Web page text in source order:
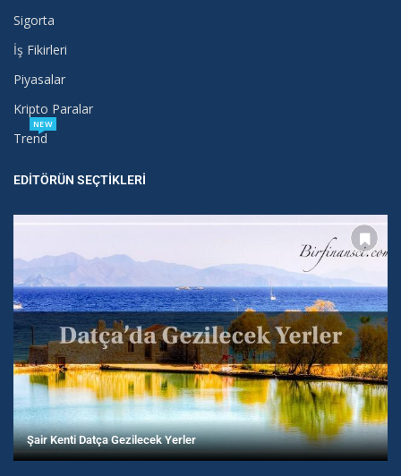
Sigorta
İş Fikirleri
Piyasalar
Kripto Paralar
Trend
NEW
EDITÖRÜN SEÇTIKLERI
Şair Kenti Datça Gezilecek Yerler